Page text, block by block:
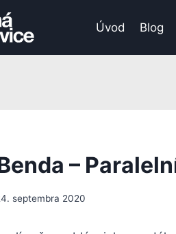
Úvod Blog
–
septembra 2020